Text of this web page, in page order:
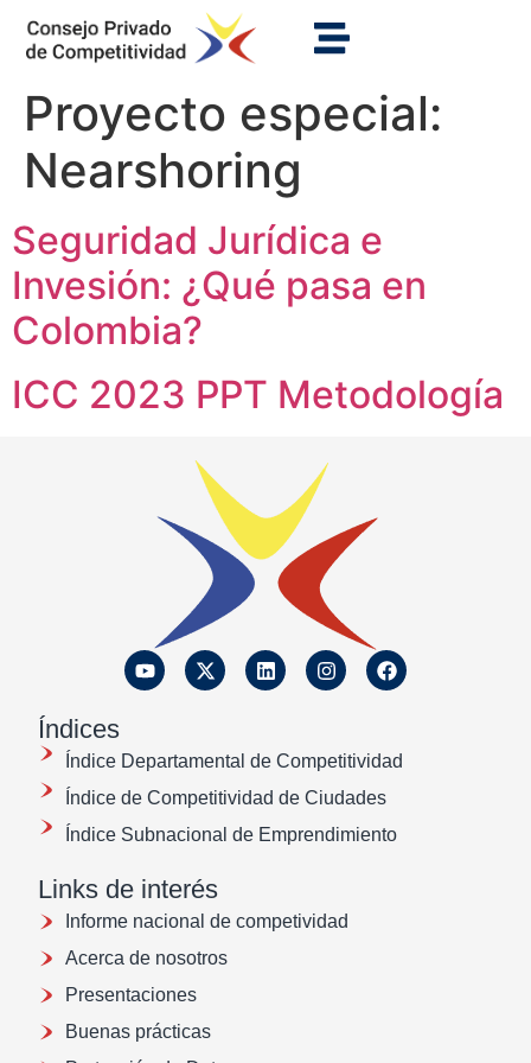
Proyecto especial:
Nearshoring
Seguridad Jurídica e
Invesión: ¿Qué pasa en
Colombia?
ICC 2023 PPT Metodología
Índices
Índice Departamental de Competitividad
Índice de Competitividad de Ciudades
Índice Subnacional de Emprendimiento
Links de interés
Informe nacional de competividad
Acerca de nosotros
Presentaciones
Buenas prácticas